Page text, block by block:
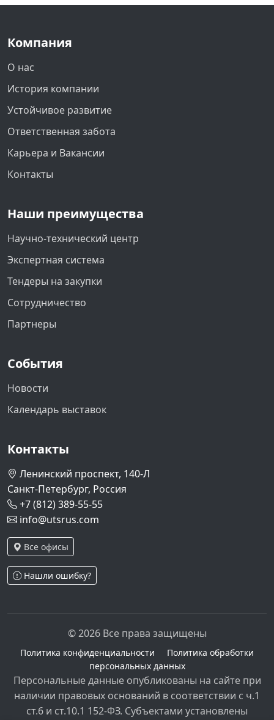
Компания
О нас
История компании
Устойчивое развитие
Ответственная забота
Карьера и Вакансии
Контакты
Наши преимущества
Научно-технический центр
Экспертная система
Тендеры на закупки
Сотрудничество
Партнеры
События
Новости
Календарь выставок
Контакты
Ленинский проспект, 140-Л
Санкт-Петербург, Россия
+7 (812) 389-55-55
info@utsrus.com
Все офисы
Нашли ошибку?
© 2026 Все права защищены
Политика конфиденциальности
Политика обработки
персональных данных
Персональные данные опубликованы на сайте при
наличии правовых оснований в соответствии с ч.1
ст.6 и ст.10.1 152-ФЗ. Субъектами установлены